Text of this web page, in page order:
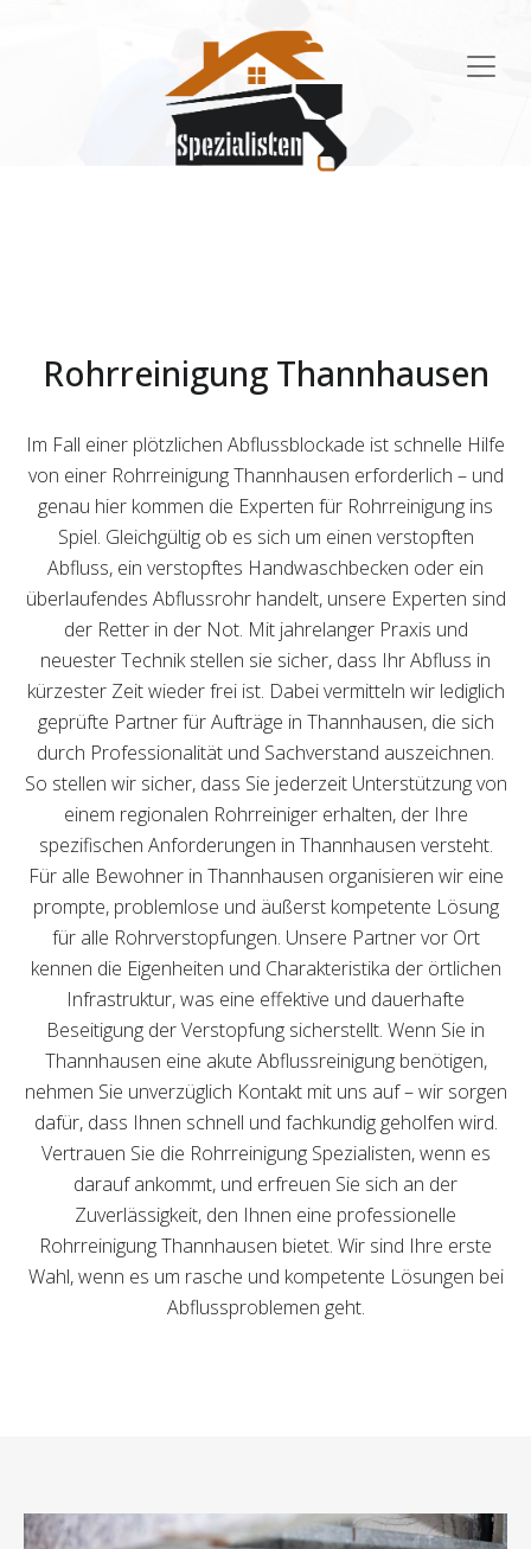
Rohrreinigung Thannhausen
Im Fall einer plötzlichen Abflussblockade ist schnelle Hilfe
von einer Rohrreinigung Thannhausen erforderlich – und
genau hier kommen die Experten für Rohrreinigung ins
Spiel. Gleichgültig ob es sich um einen verstopften
Abfluss, ein verstopftes Handwaschbecken oder ein
überlaufendes Abflussrohr handelt, unsere Experten sind
der Retter in der Not. Mit jahrelanger Praxis und
neuester Technik stellen sie sicher, dass Ihr Abfluss in
kürzester Zeit wieder frei ist. Dabei vermitteln wir lediglich
geprüfte Partner für Aufträge in Thannhausen, die sich
durch Professionalität und Sachverstand auszeichnen.
So stellen wir sicher, dass Sie jederzeit Unterstützung von
einem regionalen Rohrreiniger erhalten, der Ihre
spezifischen Anforderungen in Thannhausen versteht.
Für alle Bewohner in Thannhausen organisieren wir eine
prompte, problemlose und äußerst kompetente Lösung
für alle Rohrverstopfungen. Unsere Partner vor Ort
kennen die Eigenheiten und Charakteristika der örtlichen
Infrastruktur, was eine effektive und dauerhafte
Beseitigung der Verstopfung sicherstellt. Wenn Sie in
Thannhausen eine akute Abflussreinigung benötigen,
nehmen Sie unverzüglich Kontakt mit uns auf – wir sorgen
dafür, dass Ihnen schnell und fachkundig geholfen wird.
Vertrauen Sie die Rohrreinigung Spezialisten, wenn es
darauf ankommt, und erfreuen Sie sich an der
Zuverlässigkeit, den Ihnen eine professionelle
Rohrreinigung Thannhausen bietet. Wir sind Ihre erste
Wahl, wenn es um rasche und kompetente Lösungen bei
Abflussproblemen geht.